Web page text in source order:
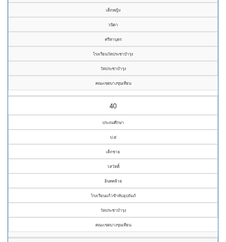
เด็กหญิง
วนิดา
ศรีหาบุตร
โรงเรียนวัดประชาบำรุง
วัดประชาบำรุง
คณะเขตบางขุนเทียน
40
ประถมศึกษา
ป.๕
เด็กชาย
วสวัตติ์
อินทคล้าย
โรงเรียนแก้วขำทับอุปถัมภ์
วัดประชาบำรุง
คณะเขตบางขุนเทียน